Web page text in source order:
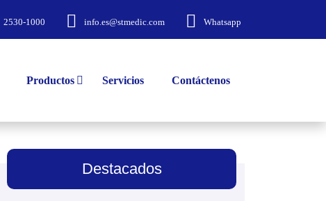
2530-1000 info.es@stmedic.com Whatsapp
Productos Servicios Contáctenos
Destacados